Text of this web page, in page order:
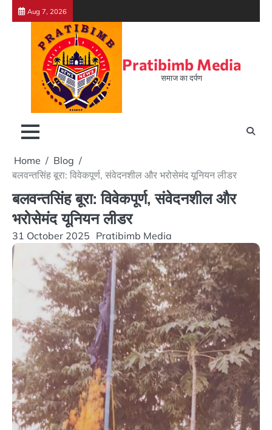
Skip
Aug 7, 2026
Pratibimb Media
समाज का दर्पण
Home
Blog
बलवन्तसिंह बूरा: विवेकपूर्ण, संवेदनशील और भरोसेमंद यूनियन लीडर
बलवन्तसिंह बूरा: विवेकपूर्ण, संवेदनशील और
भरोसेमंद यूनियन लीडर
31 October 2025 Pratibimb Media